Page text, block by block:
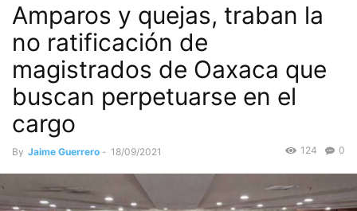
Amparos y quejas, traban la
no ratificación de
magistrados de Oaxaca que
buscan perpetuarse en el
cargo
By Jaime Guerrero - 18/09/2021 0
124